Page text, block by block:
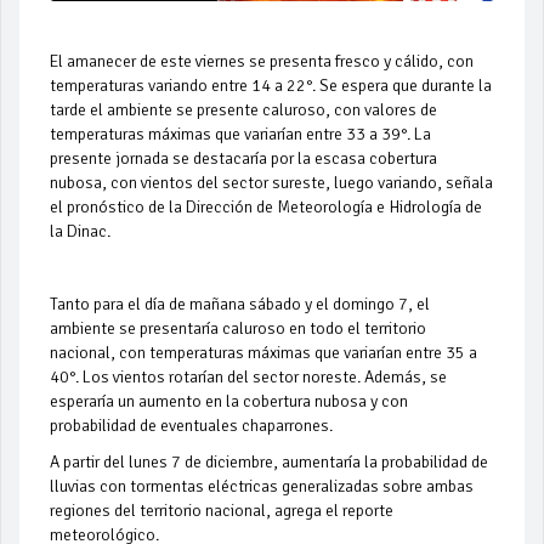
El amanecer de este viernes se presenta fresco y cálido, con
temperaturas variando entre 14 a 22°. Se espera que durante la
tarde el ambiente se presente caluroso, con valores de
temperaturas máximas que variarían entre 33 a 39°. La
presente jornada se destacaría por la escasa cobertura
nubosa, con vientos del sector sureste, luego variando, señala
el pronóstico de la Dirección de Meteorología e Hidrología de
la Dinac.
Tanto para el día de mañana sábado y el domingo 7, el
ambiente se presentaría caluroso en todo el territorio
nacional, con temperaturas máximas que variarían entre 35 a
40°. Los vientos rotarían del sector noreste. Además, se
esperaría un aumento en la cobertura nubosa y con
probabilidad de eventuales chaparrones.
A partir del lunes 7 de diciembre, aumentaría la probabilidad de
lluvias con tormentas eléctricas generalizadas sobre ambas
regiones del territorio nacional, agrega el reporte
meteorológico.